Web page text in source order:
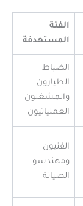
الفئة
المستهدفة
الضباط
الطيارون
والمشغلون
العملياتيون
الفنيون
ومهندسو
الصيانة